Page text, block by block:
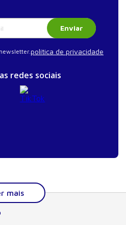
Enviar
política de privacidade
redes sociais